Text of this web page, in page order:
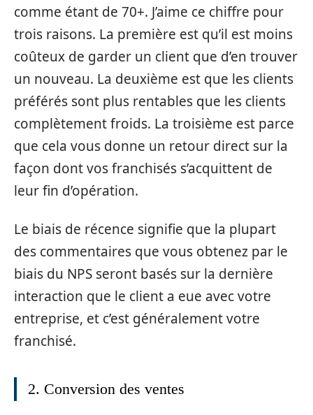
comme étant de 70+. J’aime ce chiffre pour
trois raisons. La première est qu’il est moins
coûteux de garder un client que d’en trouver
un nouveau. La deuxième est que les clients
préférés sont plus rentables que les clients
complètement froids. La troisième est parce
que cela vous donne un retour direct sur la
façon dont vos franchisés s’acquittent de
leur fin d’opération.
Le biais de récence signifie que la plupart
des commentaires que vous obtenez par le
biais du NPS seront basés sur la dernière
interaction que le client a eue avec votre
entreprise, et c’est généralement votre
franchisé.
2. Conversion des ventes